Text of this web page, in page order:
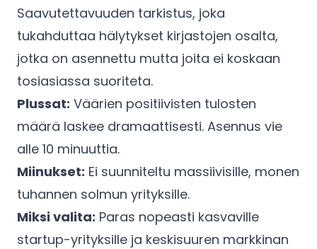
Saavutettavuuden tarkistus, joka
tukahduttaa hälytykset kirjastojen osalta,
jotka on asennettu mutta joita ei koskaan
tosiasiassa suoriteta.
Plussat: Väärien positiivisten tulosten
määrä laskee dramaattisesti. Asennus vie
alle 10 minuuttia.
Miinukset: Ei suunniteltu massiivisille, monen
tuhannen solmun yrityksille.
Miksi valita: Paras nopeasti kasvaville
startup-yrityksille ja keskisuuren markkinan